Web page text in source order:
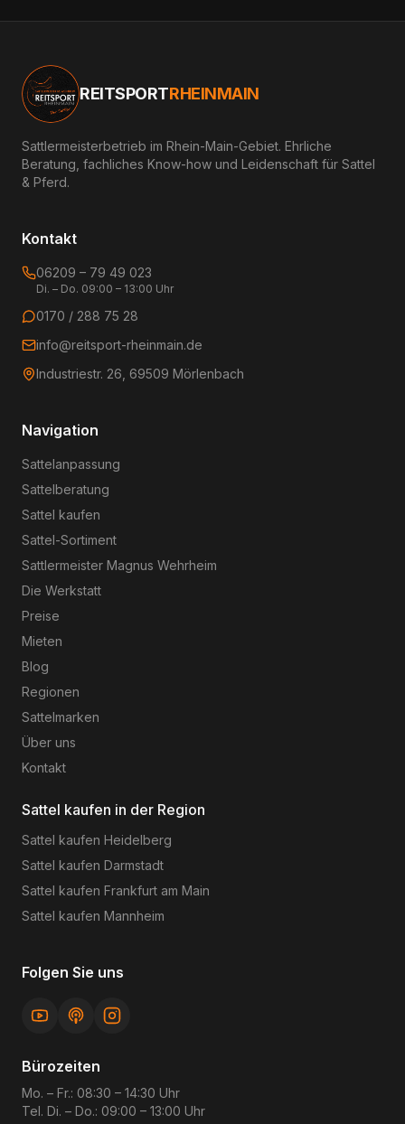
REITSPORTRHEINMAIN
Sattlermeisterbetrieb im Rhein-Main-Gebiet. Ehrliche
Beratung, fachliches Know-how und Leidenschaft für Sattel
& Pferd.
Kontakt
06209 – 79 49 023
Di. – Do. 09:00 – 13:00 Uhr
0170 / 288 75 28
info@reitsport-rheinmain.de
Industriestr. 26, 69509 Mörlenbach
Navigation
Sattelanpassung
Sattelberatung
Sattel kaufen
Sattel-Sortiment
Sattlermeister Magnus Wehrheim
Die Werkstatt
Preise
Mieten
Blog
Regionen
Sattelmarken
Über uns
Kontakt
Sattel kaufen in der Region
Sattel kaufen Heidelberg
Sattel kaufen Darmstadt
Sattel kaufen Frankfurt am Main
Sattel kaufen Mannheim
Folgen Sie uns
Bürozeiten
Mo. – Fr.: 08:30 – 14:30 Uhr
Tel. Di. – Do.: 09:00 – 13:00 Uhr